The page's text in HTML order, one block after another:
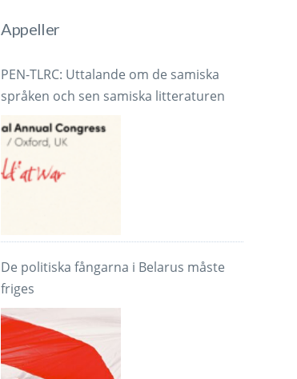
Appeller
PEN-TLRC: Uttalande om de samiska
språken och sen samiska litteraturen
De politiska fångarna i Belarus måste
friges